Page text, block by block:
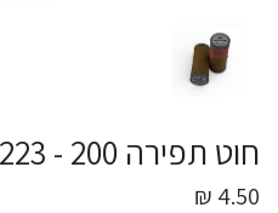
חוט תפירה DMC 4223 - 200 מטר
4.50 ₪